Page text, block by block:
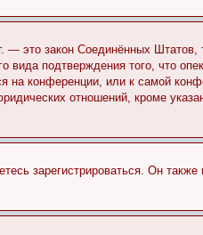
— это закон Соединённых
вида подтверждения того, что
конференции, или к самой
отношений, кроме
зарегистрироваться. Он